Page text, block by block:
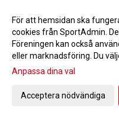
Domarkurs Onsdag 5/2 18:00
F 17 Futsal SM i Göteborg
VIFs ledare fortsätter att utbilda
Kurs: Målvaktsspel/Träningslära
KALLELSE TILL ÅRSMÖTE 27/2
För att hemsidan ska
cookies från SportAdmin.
Föreningen kan också
eller marknadsföring. Du
Anpassa dina val
Acceptera nödvändiga